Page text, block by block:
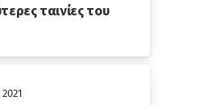
ταινίες του
2021